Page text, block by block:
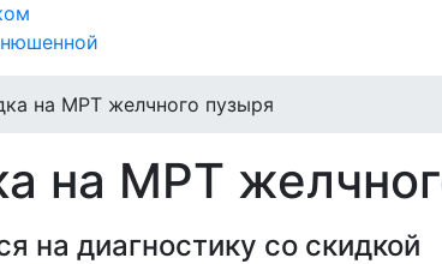
на МРТ желчного пузыря
на МРТ
на диагностику со скидкой